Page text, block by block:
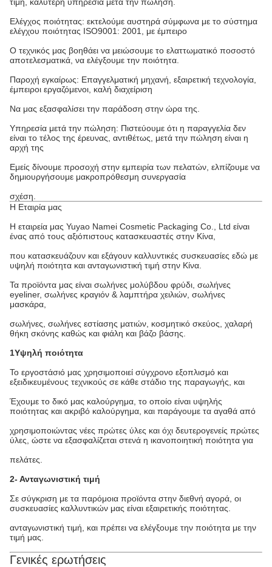
Ελέγχος ποιότητας: εκτελούμε αυστηρά σύμφωνα με το σύστημα
ελέγχου ποιότητας ISO9001: 2001, με έμπειρο
Ο τεχνικός μας βοηθάει να μειώσουμε το ελαττωματικό ποσοστό
αποτελεσματικά, να ελέγξουμε την ποιότητα.
Παροχή εγκαίρως: Επαγγελματική μηχανή, εξαιρετική τεχνολογία,
έμπειροι εργαζόμενοι, καλή διαχείριση
Να μας εξασφαλίσει την παράδοση στην ώρα της.
Υπηρεσία μετά την πώληση: Πιστεύουμε ότι η παραγγελία δεν
είναι το τέλος της έρευνας, αντιθέτως, μετά την πώληση είναι η
αρχή της
Εμείς δίνουμε προσοχή στην εμπειρία των πελατών, ελπίζουμε να
δημιουργήσουμε μακροπρόθεσμη συνεργασία
σχέση.
Η Εταιρία μας
Η εταιρεία μας Yuyao Namei Cosmetic Packaging Co., Ltd είναι
ένας από τους αξιόπιστους κατασκευαστές στην Κίνα,
που κατασκευάζουν και εξάγουν καλλυντικές συσκευασίες εδώ με
υψηλή ποιότητα και ανταγωνιστική τιμή στην Κίνα.
Τα προϊόντα μας είναι σωλήνες μολύβδου φρύδι, σωλήνες
eyeliner, σωλήνες κραγιόν & λαμπτήρα χειλιών, σωλήνες
μασκάρα,
σωλήνες, σωλήνες εστίασης ματιών, κοσμητικό σκεύος, χαλαρή
θήκη σκόνης καθώς και φιάλη και βάζο βάσης.
1Υψηλή ποιότητα
Το εργοστάσιό μας χρησιμοποιεί σύγχρονο εξοπλισμό και
εξειδικευμένους τεχνικούς σε κάθε στάδιο της παραγωγής, και
Έχουμε το δικό μας καλούργημα, το οποίο είναι υψηλής
ποιότητας και ακριβό καλούργημα, και παράγουμε τα αγαθά από
χρησιμοποιώντας νέες πρώτες ύλες και όχι δευτερογενείς πρώτες
ύλες, ώστε να εξασφαλίζεται στενά η ικανοποιητική ποιότητα για
πελάτες.
2- Ανταγωνιστική τιμή
Σε σύγκριση με τα παρόμοια προϊόντα στην διεθνή αγορά, οι
συσκευασίες καλλυντικών μας είναι εξαιρετικής ποιότητας.
ανταγωνιστική τιμή, και πρέπει να ελέγξουμε την ποιότητα με την
τιμή μας.
Γενικές ερωτήσεις